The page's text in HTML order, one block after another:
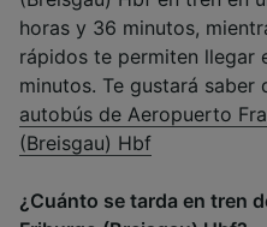
horas y 36 minutos,
rápidos te permiten llegar
minutos. Te gustará saber
autobús de Aeropuerto
(Breisgau) Hbf
¿Cuánto se tarda en tren